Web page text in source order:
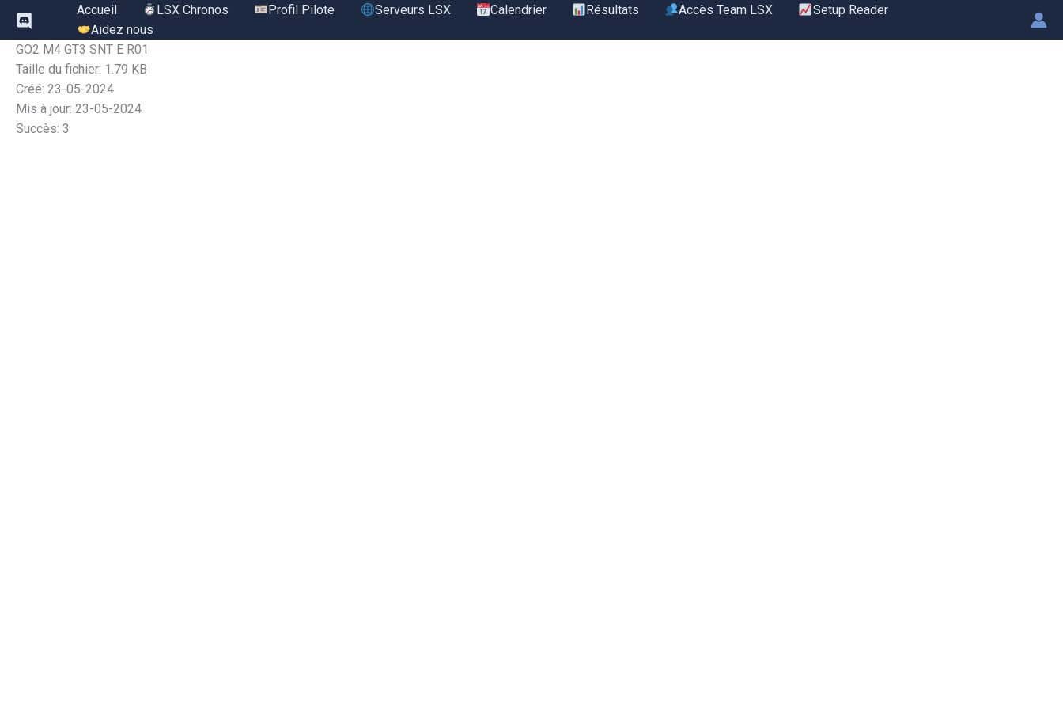
Aller
contenu
Accueil LSX Chronos Profil Pilote Serveurs LSX Calendrier Résultats Accès Team LSX
Setup Reader
Aidez nous
GO2 M4 GT3 SNT E R01
Taille du fichier: 1.79 KB
Créé: 23-05-2024
Mis à jour: 23-05-2024
Succès: 3